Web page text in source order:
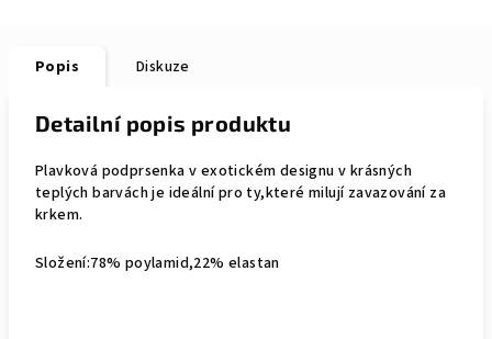
Popis Diskuze
Detailní popis produktu
Plavková podprsenka v exotickém designu v krásných
teplých barvách je ideální pro ty,které milují zavazování za
krkem.
Složení:78% poylamid,22% elastan